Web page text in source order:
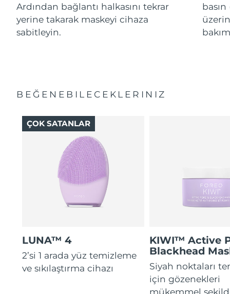
Ardından bağlantı halkasını tekrar
yerine takarak maskeyi cihaza
sabitleyin.
BEĞENEBILECEKLERINIZ
LUNA™ 4
2’si 1 arada yüz temizleme
ve sıkılaştırma cihazı
ÇOK SATANLAR
KIWI™ Active
Blackhead
Siyah noktaları
için gözenekleri
mükemmel